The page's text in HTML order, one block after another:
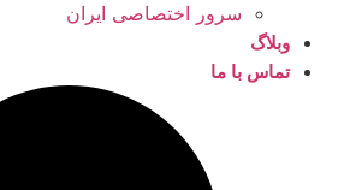
سرور اختصاصی ایران
وبلاگ
تماس با ما